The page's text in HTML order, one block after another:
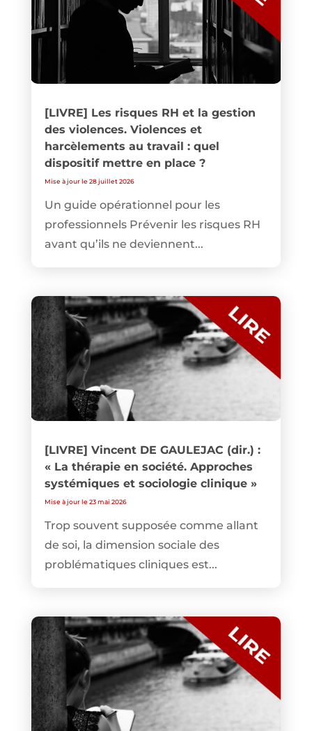
[LIVRE] Les risques RH et la gestion
des violences. Violences et
harcèlements au travail : quel
dispositif mettre en place ?
Mise à jour le 28 juillet 2026
Un guide opérationnel pour les
professionnels Prévenir les risques RH
avant qu’ils ne deviennent...
[LIVRE] Vincent DE GAULEJAC (dir.) :
« La thérapie en société. Approches
systémiques et sociologie clinique »
Mise à jour le 23 mai 2026
Trop souvent supposée comme allant
de soi, la dimension sociale des
problématiques cliniques est...